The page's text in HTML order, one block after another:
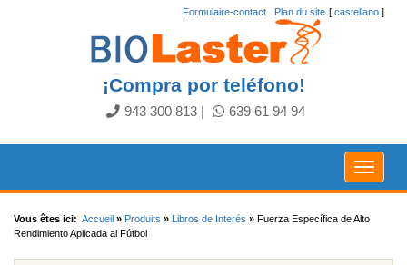
[ castellano ]
Formulaire-contact Plan du site
¡Compra por teléfono!
943 300 813 639 61 94 94
Toggle
Vous êtes ici: Accueil » Produits » Libros de Interés » Fuerza Específica de Alto
Rendimiento Aplicada al Fútbol